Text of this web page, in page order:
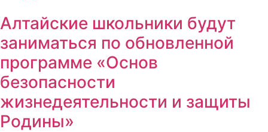
Алтайские школьники будут
заниматься по обновленной
программе «Основ
безопасности
жизнедеятельности и защиты
Родины»